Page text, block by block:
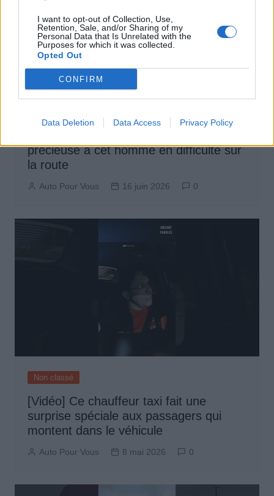
I want to opt-out of Collection, Use,
Retention, Sale, and/or Sharing of my
Personal Data that Is Unrelated with the
Purposes for which it was collected.
Opted Out
CONFIRM
Data Deletion Data Access Privacy Policy
précieuse à cet homme en difficulté sur
la route
Auto Pour Vous 16 juin 2026 0
Non classé
[Vidéo] Ce chauffeur taxi fait une
surprise spéciale aux passagers qui
montent dans le véhicule
Auto Pour Vous 8 mai 2026 0